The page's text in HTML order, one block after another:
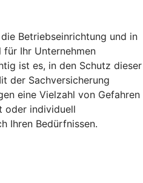
Betriebseinrichtung und in
Ihr Unternehmen
ist es, in den Schutz dieser
der Sachversicherung
eine Vielzahl von Gefahren
oder individuell
Ihren Bedürfnissen.